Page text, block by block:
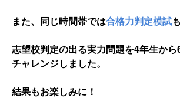
また、同じ時間帯では合格力判定模試
志望校判定の出る実力問題を4年生か
チャレンジしました。
結果もお楽しみに！